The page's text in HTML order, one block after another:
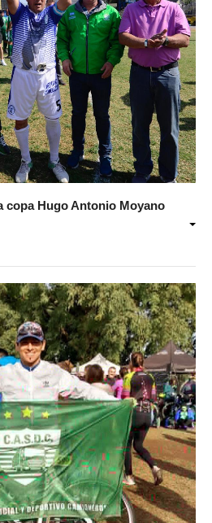
copa Hugo Antonio Moyano